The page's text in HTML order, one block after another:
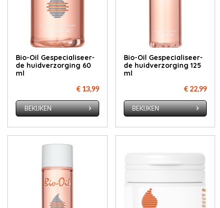
Bio-Oil Ge­spe­ci­a­li­seer­
de huid­ver­zor­ging 60
ml
€ 13,99
BEKIJKEN
Bio-Oil Ge­spe­ci­a­li­seer­
de huid­ver­zor­ging 125
ml
€ 22,99
BEKIJKEN